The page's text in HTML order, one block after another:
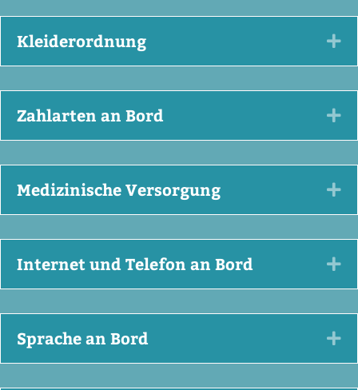
Kleiderordnung
Zahlarten an Bord
Medizinische Versorgung
Internet und Telefon an Bord
Sprache an Bord